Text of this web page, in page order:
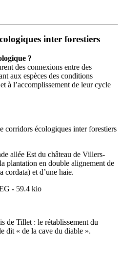
inter forestiers
?
des connexions entre des
aux espèces des conditions
à l’accomplissement de leur cycle
corridors écologiques inter forestiers
allée Est du château de Villers-
plantation en double alignement de
et d’une haie.
de Tillet : le rétablissement du
dit « de la cave du diable ».